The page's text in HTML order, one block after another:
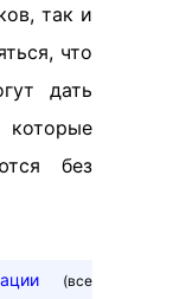
так и
что
дать
без
(все